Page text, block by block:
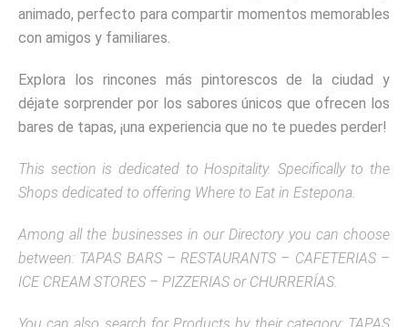
animado, perfecto para compartir momentos memorables
con amigos y familiares.
Explora los rincones más pintorescos de la ciudad y
déjate sorprender por los sabores únicos que ofrecen los
bares de tapas, ¡una experiencia que no te puedes perder!
This section is dedicated to Hospitality. Specifically to the
Shops dedicated to offering Where to Eat in Estepona.
Among all the businesses in our Directory you can choose
between: TAPAS BARS – RESTAURANTS – CAFETERIAS –
ICE CREAM STORES – PIZZERIAS or CHURRERÍAS.